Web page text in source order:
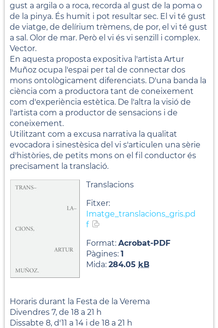
gust a argila o a roca, recorda al gust de la poma o
de la pinya. És humit i pot resultar sec. El vi té gust
de viatge, de delírium trèmens, de por, el vi té gust
a sal. Olor de mar. Però el vi és vi senzill i complex.
Vector.
En aquesta proposta expositiva l'artista Artur
Muñoz ocupa l'espai per tal de connectar dos
mons ontològicament diferenciats. D'una banda la
ciència com a productora tant de coneixement
com d'experiència estètica. De l'altra la visió de
l'artista com a productor de sensacions i de
coneixement.
Utilitzant com a excusa narrativa la qualitat
evocadora i sinestèsica del vi s'articulen una sèrie
d'històries, de petits mons on el fil conductor és
precisament la translació.
Translacions
Fitxer:
Imatge_translacions_gris.pd
f
Format: Acrobat-PDF
Pàgines: 1
Mida: 284.05 kB
Horaris durant la Festa de la Verema
Divendres 7, de 18 a 21 h
Dissabte 8, d'11 a 14 i de 18 a 21 h